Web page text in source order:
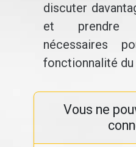
discuter
et prendre
nécessaires
fonctionnalité du
Vous ne